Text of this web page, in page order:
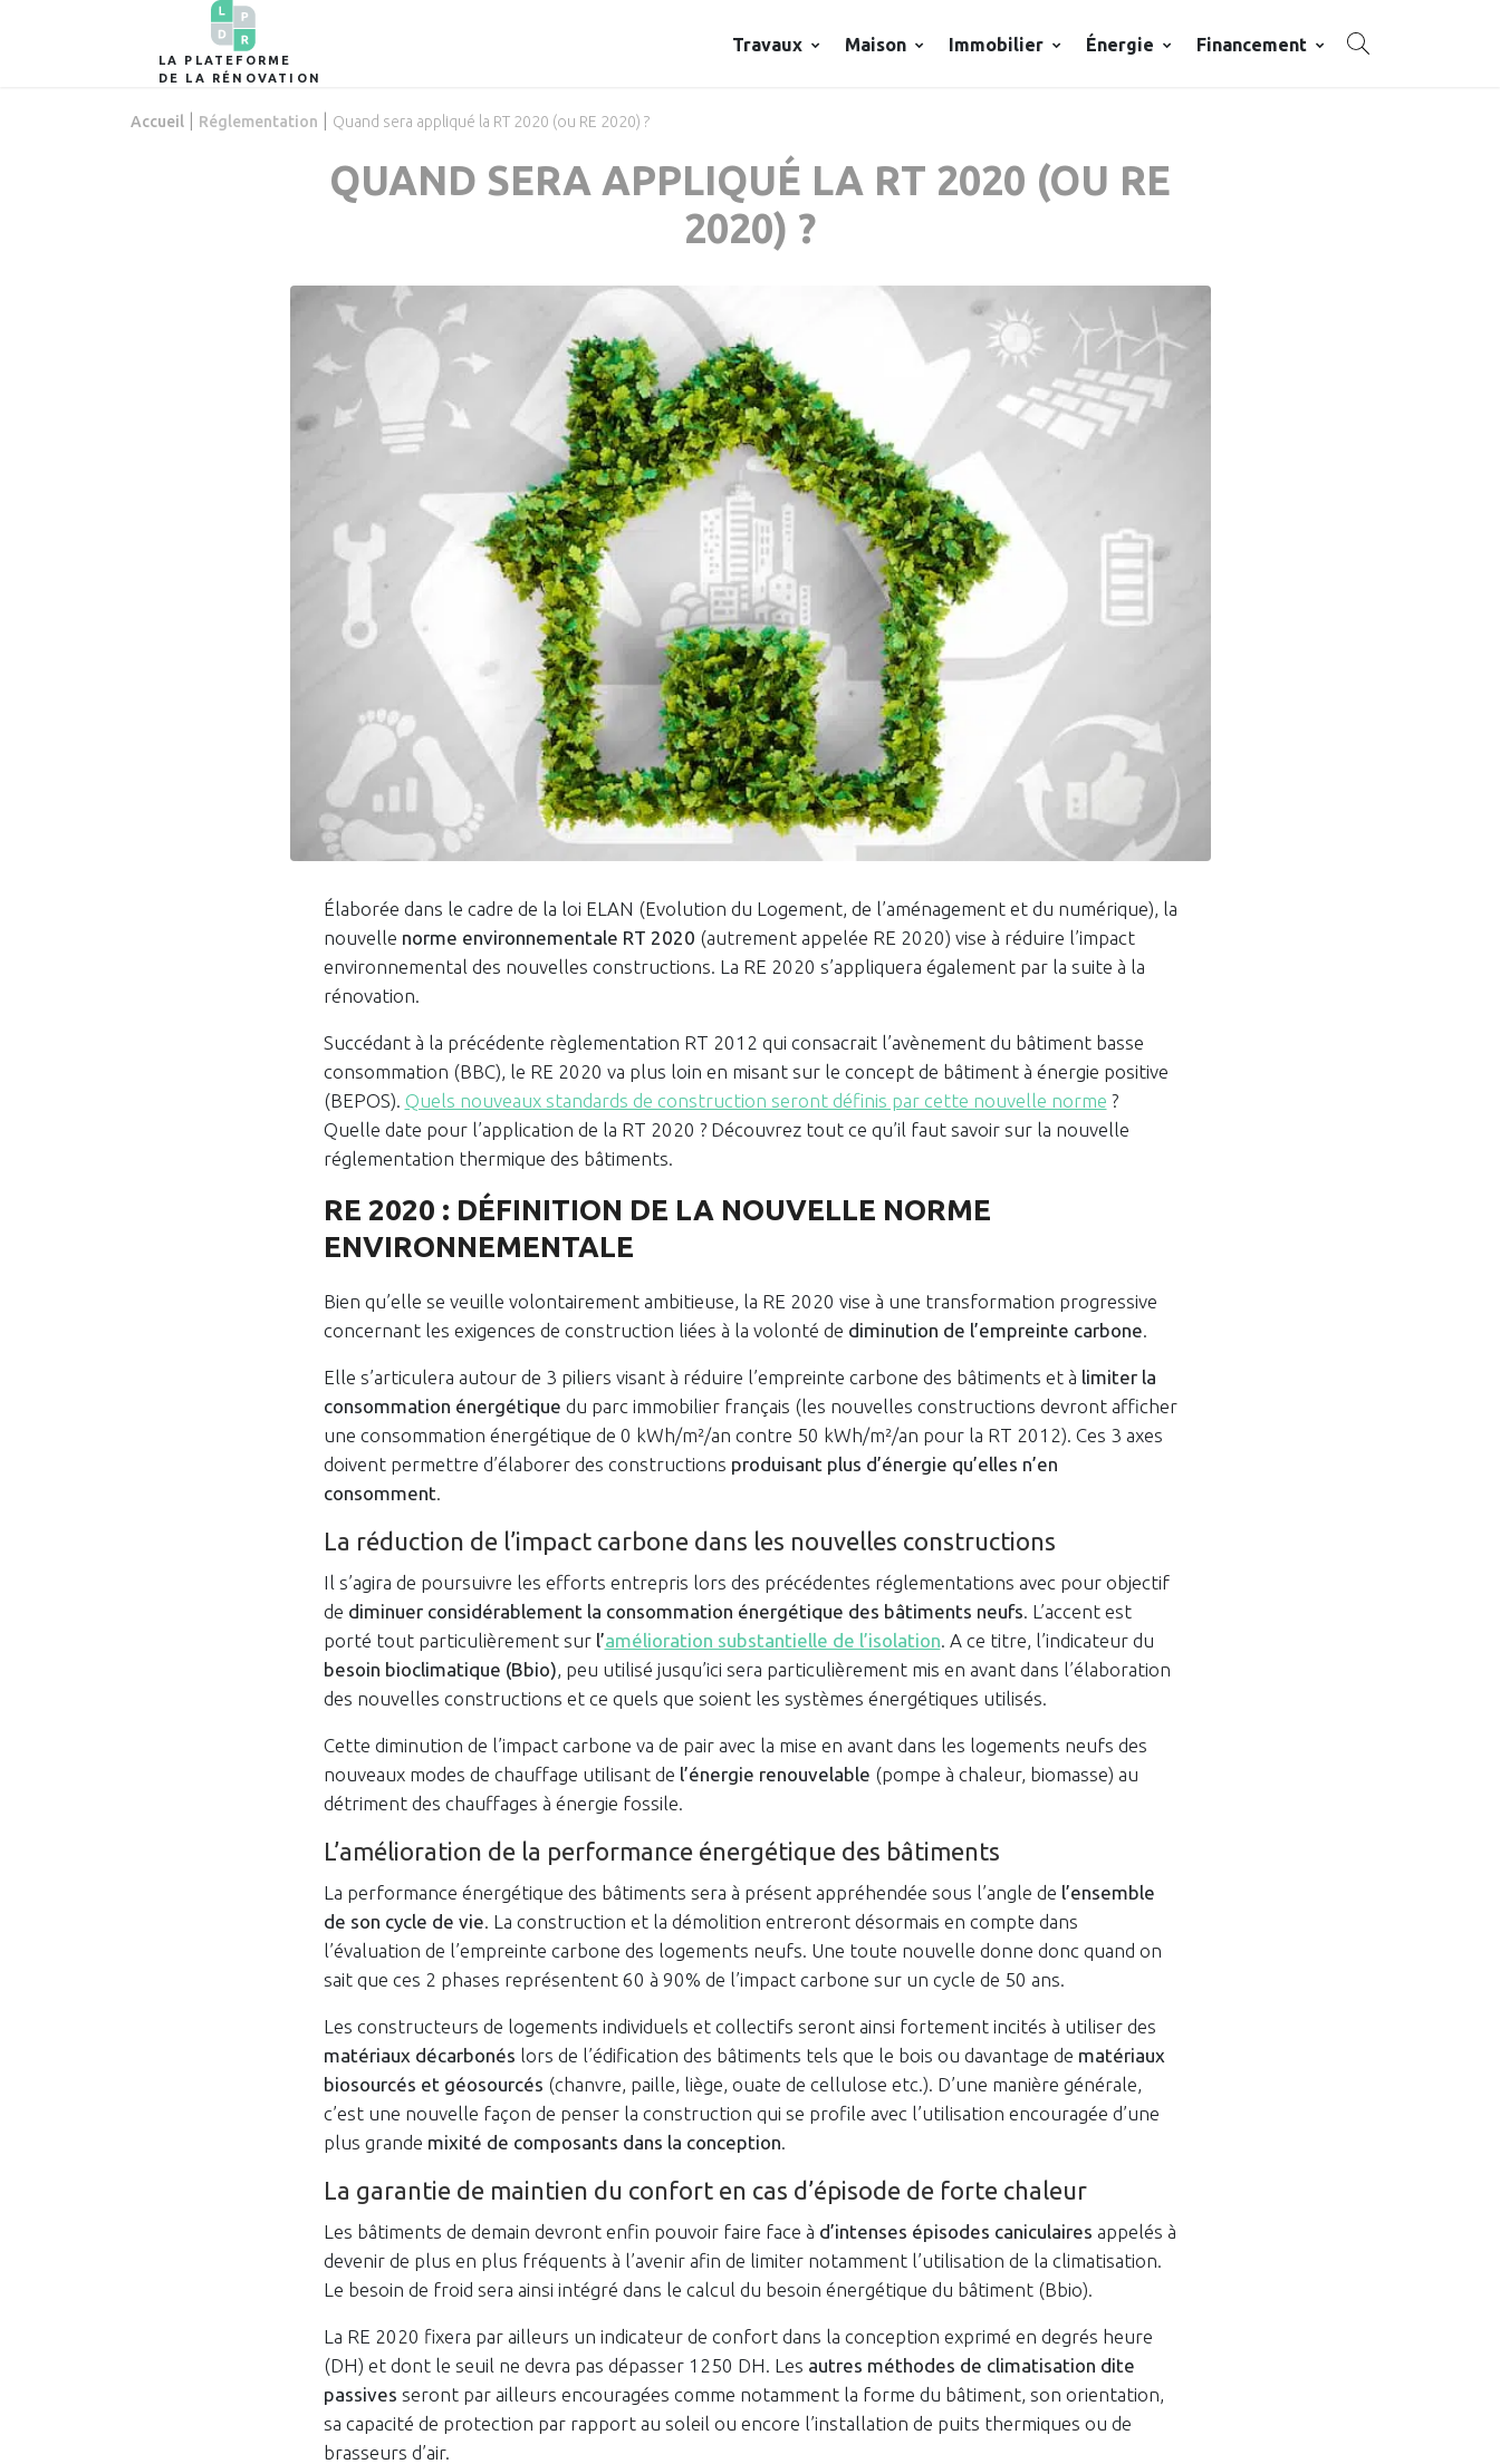
LA PLATEFORME
DE LA RÉNOVATION
Travaux Maison Immobilier Énergie Financement
Accueil Réglementation Quand sera appliqué la RT 2020 (ou RE 2020) ?
QUAND SERA APPLIQUÉ LA RT 2020 (OU RE
2020) ?
Élaborée dans le cadre de la loi ELAN (Evolution du Logement, de l’aménagement et du numérique), la
nouvelle norme environnementale RT 2020 (autrement appelée RE 2020) vise à réduire l’impact
environnemental des nouvelles constructions. La RE 2020 s’appliquera également par la suite à la
rénovation.
Succédant à la précédente règlementation RT 2012 qui consacrait l’avènement du bâtiment basse
consommation (BBC), le RE 2020 va plus loin en misant sur le concept de bâtiment à énergie positive
(BEPOS). Quels nouveaux standards de construction seront définis par cette nouvelle norme ?
Quelle date pour l’application de la RT 2020 ? Découvrez tout ce qu’il faut savoir sur la nouvelle
réglementation thermique des bâtiments.
RE 2020 : DÉFINITION DE LA NOUVELLE NORME
ENVIRONNEMENTALE
Bien qu’elle se veuille volontairement ambitieuse, la RE 2020 vise à une transformation progressive
concernant les exigences de construction liées à la volonté de diminution de l’empreinte carbone
Elle s’articulera autour de 3 piliers visant à réduire l’empreinte carbone des bâtiments et à limiter la
consommation énergétique du parc immobilier français (les nouvelles constructions devront afficher
une consommation énergétique de 0 kWh/m²/an contre 50 kWh/m²/an pour la RT 2012). Ces 3 axes
doivent permettre d’élaborer des constructions produisant plus d’énergie qu’elles n’en
consomment
La réduction de l’impact carbone dans les nouvelles constructions
Il s’agira de poursuivre les efforts entrepris lors des précédentes réglementations avec pour objectif
de diminuer considérablement la consommation énergétique des bâtiments neufs . L’accent est
porté tout particulièrement surl’amélioration substantielle de l’isolation . A ce titre, l’indicateur du
besoin bioclimatique (Bbio) , peu utilisé jusqu’ici sera particulièrement mis en avant dans l’élaboration
des nouvelles constructions et ce quels que soient les systèmes énergétiques utilisés.
Cette diminution de l’impact carbone va de pair avec la mise en avant dans les logements neufs des
nouveaux modes de chauffage utilisant de l’énergie renouvelable (pompe à chaleur, biomasse) au
détriment des chauffages à énergie fossile.
L’amélioration de la performance énergétique des bâtiments
La performance énergétique des bâtiments sera à présent appréhendée sous l’angle de l’ensemble
de son cycle de vie . La construction et la démolition entreront désormais en compte dans
l’évaluation de l’empreinte carbone des logements neufs. Une toute nouvelle donne donc quand on
sait que ces 2 phases représentent 60 à 90% de l’impact carbone sur un cycle de 50 ans.
Les constructeurs de logements individuels et collectifs seront ainsi fortement incités à utiliser des
matériaux décarbonés lors de l’édification des bâtiments tels que le bois ou davantage de matériaux
biosourcés et géosourcés (chanvre, paille, liège, ouate de cellulose etc.). D’une manière générale,
c’est une nouvelle façon de penser la construction qui se profile avec l’utilisation encouragée d’une
plus grande mixité de composants dans la conception
La garantie de maintien du confort en cas d’épisode de forte chaleur
Les bâtiments de demain devront enfin pouvoir faire face à d’intenses épisodes caniculaires appelés à
devenir de plus en plus fréquents à l’avenir afin de limiter notamment l’utilisation de la climatisation.
Le besoin de froid sera ainsi intégré dans le calcul du besoin énergétique du bâtiment (Bbio).
La RE 2020 fixera par ailleurs un indicateur de confort dans la conception exprimé en degrés heure
(DH) et dont le seuil ne devra pas dépasser 1250 DH. Les autres méthodes de climatisation dite
passives seront par ailleurs encouragées comme notamment la forme du bâtiment, son orientation,
sa capacité de protection par rapport au soleil ou encore l’installation de puits thermiques ou de
brasseurs d’air.